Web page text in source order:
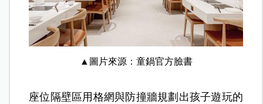
▲圖片來源：童鍋官方臉書
座位隔壁區用格網與防撞牆規劃出孩子遊玩的